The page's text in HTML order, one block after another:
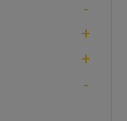
-
+
+
-